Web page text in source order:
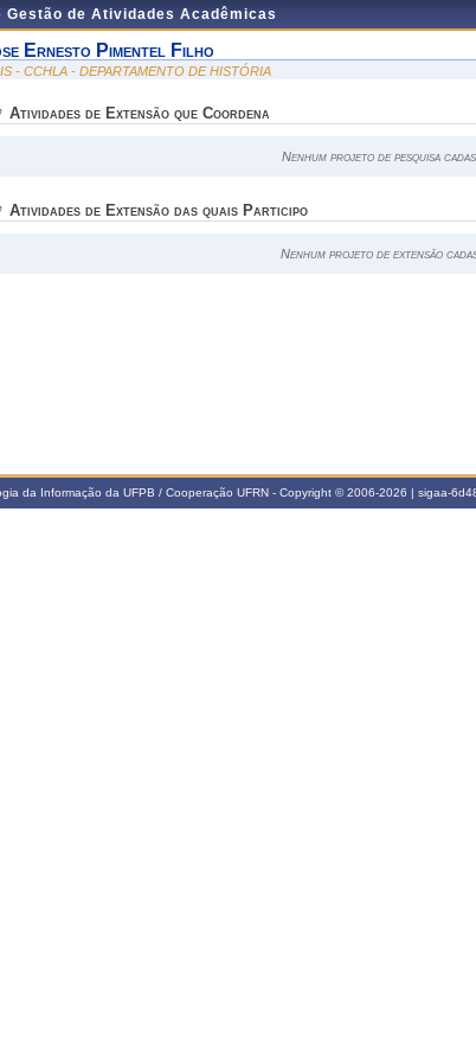
Gestão de Atividades Acadêmicas
Ernesto Pimentel Filho
- CCHLA - DEPARTAMENTO DE HISTÓRIA
Atividades de Extensão que Coordena
Nenhum projeto de pesquisa
Atividades de Extensão das quais Participo
Nenhum projeto de extensão
da Informação da UFPB / Cooperação UFRN - Copyright © 2006-2026 | sigaa-